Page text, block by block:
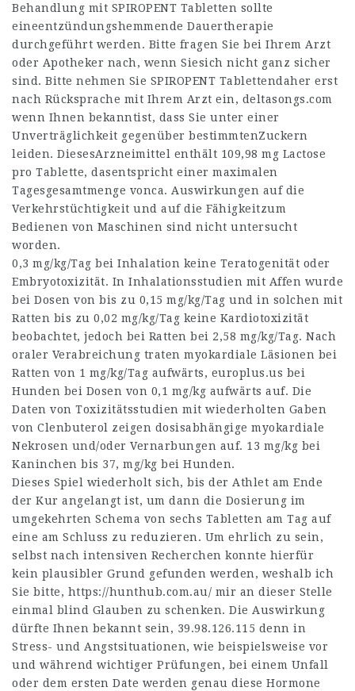
Behandlung mit SPIROPENT Tabletten sollte
eineentzündungshemmende Dauertherapie
durchgeführt werden. Bitte fragen Sie bei Ihrem Arzt
oder Apotheker nach, wenn Siesich nicht ganz sicher
sind. Bitte nehmen Sie SPIROPENT Tablettendaher erst
nach Rücksprache mit Ihrem Arzt ein, deltasongs.com
wenn Ihnen bekanntist, dass Sie unter einer
Unverträglichkeit gegenüber bestimmtenZuckern
leiden. DiesesArzneimittel enthält 109,98 mg Lactose
pro Tablette, dasentspricht einer maximalen
Tagesgesamtmenge vonca. Auswirkungen auf die
Verkehrstüchtigkeit und auf die Fähigkeitzum
Bedienen von Maschinen sind nicht untersucht
worden.
0,3 mg/kg/Tag bei Inhalation keine Teratogenität oder
Embryotoxizität. In Inhalationsstudien mit Affen wurde
bei Dosen von bis zu 0,15 mg/kg/Tag und in solchen mit
Ratten bis zu 0,02 mg/kg/Tag keine Kardiotoxizität
beobachtet, jedoch bei Ratten bei 2,58 mg/kg/Tag. Nach
oraler Verabreichung traten myokardiale Läsionen bei
Ratten von 1 mg/kg/Tag aufwärts, europlus.us bei
Hunden bei Dosen von 0,1 mg/kg aufwärts auf. Die
Daten von Toxizitätsstudien mit wiederholten Gaben
von Clenbuterol zeigen dosisabhängige myokardiale
Nekrosen und/oder Vernarbungen auf. 13 mg/kg bei
Kaninchen bis 37, mg/kg bei Hunden.
Dieses Spiel wiederholt sich, bis der Athlet am Ende
der Kur angelangt ist, um dann die Dosierung im
umgekehrten Schema von sechs Tabletten am Tag auf
eine am Schluss zu reduzieren. Um ehrlich zu sein,
selbst nach intensiven Recherchen konnte hierfür
kein plausibler Grund gefunden werden, weshalb ich
Sie bitte, https://hunthub.com.au/ mir an dieser Stelle
einmal blind Glauben zu schenken. Die Auswirkung
dürfte Ihnen bekannt sein, 39.98.126.115 denn in
Stress- und Angstsituationen, wie beispielsweise vor
und während wichtiger Prüfungen, bei einem Unfall
oder dem ersten Date werden genau diese Hormone